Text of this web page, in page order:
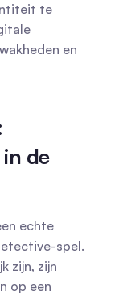
te
en
de
echte
spel.
zijn, zijn
op een